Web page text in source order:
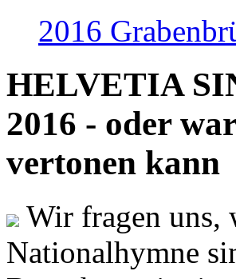
2016
HELVETIA
2016 - oder
vertonen kann
Wir fragen uns,
Nationalhymne